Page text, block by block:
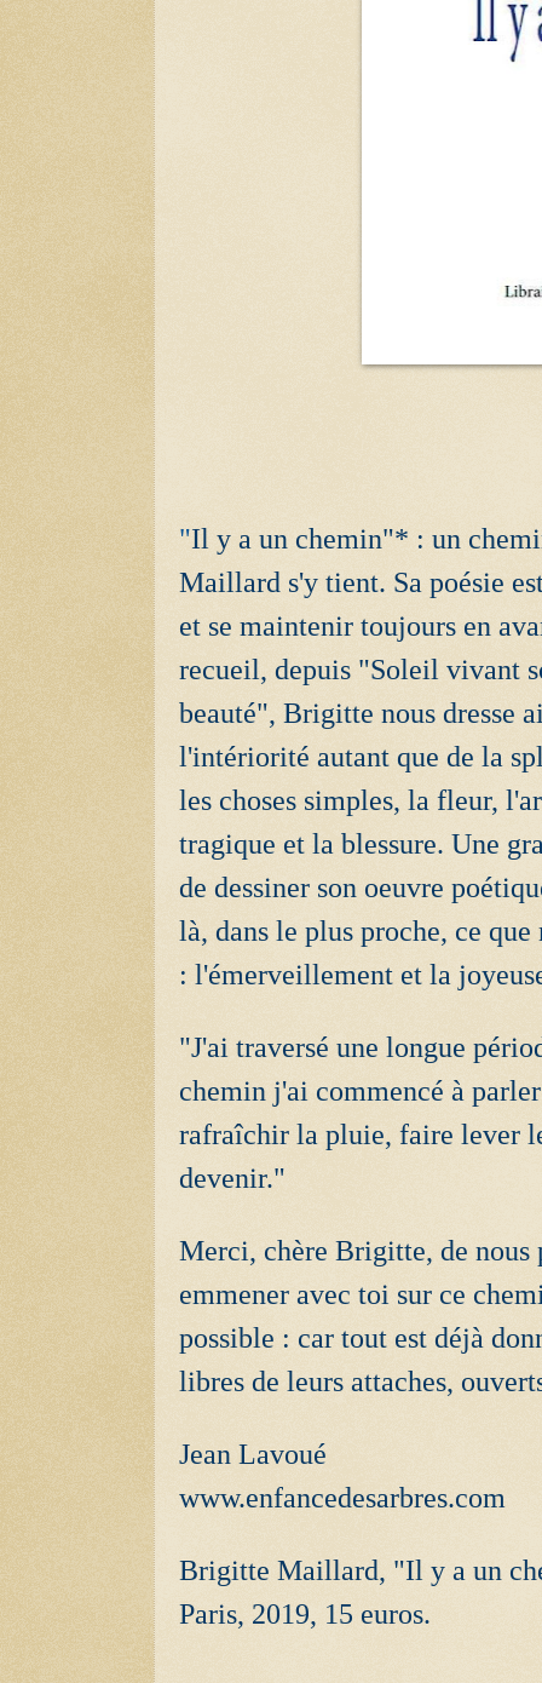
"Il y a un chemin"* : un
Maillard s'y tient. Sa poésie
et se maintenir toujours en
recueil, depuis "Soleil vivant
beauté", Brigitte nous dresse
l'intériorité autant que de la
les choses simples, la fleur,
tragique et la blessure. Une
de dessiner son oeuvre
là, dans le plus proche, ce
: l'émerveillement et la
"J'ai traversé une longue
chemin j'ai commencé à
rafraîchir la pluie, faire lever
devenir."
Merci, chère Brigitte, de nous
emmener avec toi sur ce
possible : car tout est déjà
libres de leurs attaches,
Jean Lavoué
www.enfancedesarbres.com
Brigitte Maillard, "Il y a un
Paris, 2019, 15 euros.